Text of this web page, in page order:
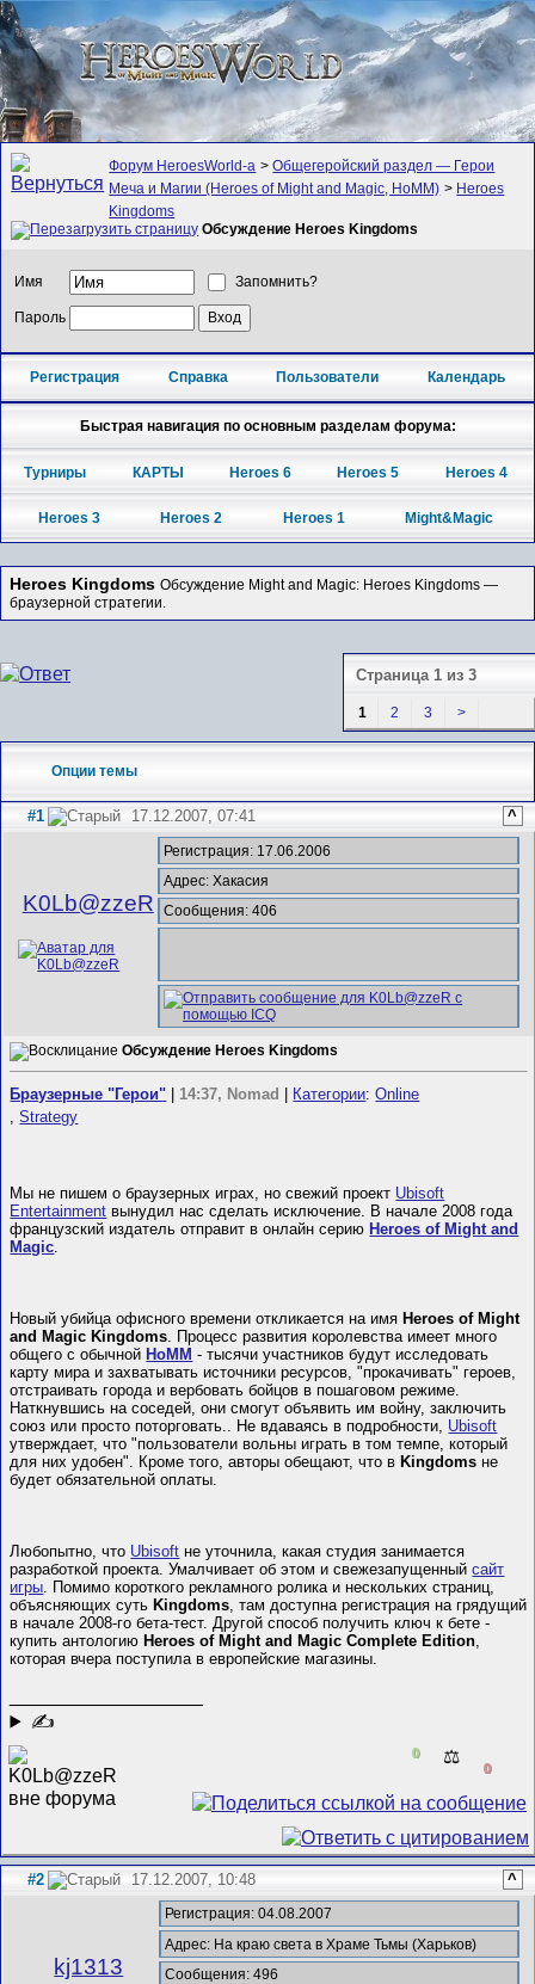
Форум HeroesWorld-а >Общегеройский раздел — Герои
Меча и Магии (Heroes of Might and Magic, HoMM) > Heroes
Kingdoms
Обсуждение Heroes Kingdoms
Имя Запомнить?
Пароль
Регистрация Справка Пользователи Календарь
Быстрая навигация по основным разделам форума:
Турниры КАРТЫ Heroes 6 Heroes 5 Heroes 4
Heroes 3 Heroes 2 Heroes 1 Might&Magic
Heroes Kingdoms Обсуждение Might and Magic: Heroes Kingdoms —
браузерной стратегии.
Страница 1 из 3
1 2 3 >
Опции темы
#1 17.12.2007, 07:41 ^
K0Lb@zzeR
Регистрация: 17.06.2006
Адрес: Хакасия
Сообщения: 406
Обсуждение Heroes Kingdoms
Браузерные "Герои" 14:37, Nomad Категории:Online
,Strategy
Мы не пишем о браузерных играх, но свежий проект Ubisoft
Entertainment вынудил нас сделать исключение. В начале 2008 года
французский издатель отправит в онлайн серию Heroes of Might and
Magic.
Новый убийца офисного времени откликается на имя Heroes of Might
and Magic Kingdoms. Процесс развития королевства имеет много
общего с обычной HoMM - тысячи участников будут исследовать
карту мира и захватывать источники ресурсов, "прокачивать" героев,
отстраивать города и вербовать бойцов в пошаговом режиме.
Наткнувшись на соседей, они смогут объявить им войну, заключить
союз или просто поторговать.. Не вдаваясь в подробности, Ubisoft
утверждает, что "пользователи вольны играть в том темпе, который
для них удобен". Кроме того, авторы обещают, что в Kingdoms не
будет обязательной оплаты.
Любопытно, что Ubisoft не уточнила, какая студия занимается
разработкой проекта. Умалчивает об этом и свежезапущенныйсайт
игры. Помимо короткого рекламного ролика и нескольких страниц,
объясняющих суть Kingdoms, там доступна регистрация на грядущий
в начале 2008-го бета-тест. Другой способ получить ключ к бете -
купить антологию Heroes of Might and Magic Complete Edition,
которая вчера поступила в европейские магазины.
✍
0 ⚖️
0
#2 17.12.2007, 10:48 ^
kj1313
Регистрация: 04.08.2007
Адрес: На краю света в Храме Тьмы (Харьков)
Сообщения: 496